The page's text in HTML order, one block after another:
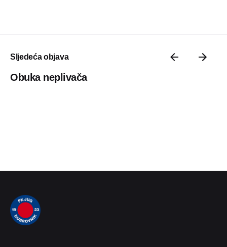
Sljedeća objava
Obuka neplivača